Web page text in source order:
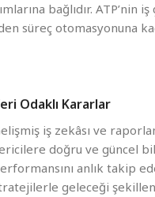
bağlıdır. ATP’nin
süreç otomasyonuna
Odaklı Kararlar
iş zekâsı ve
doğru ve güncel
anlık takip
geleceği